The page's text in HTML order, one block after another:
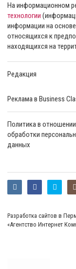
На информационном
технологии
информации на
относящихся к
находящихся на
Редакция
Реклама в Business
Политика в отношении
обработки
данных
Разработка сайтов в
«Агентство Интернет